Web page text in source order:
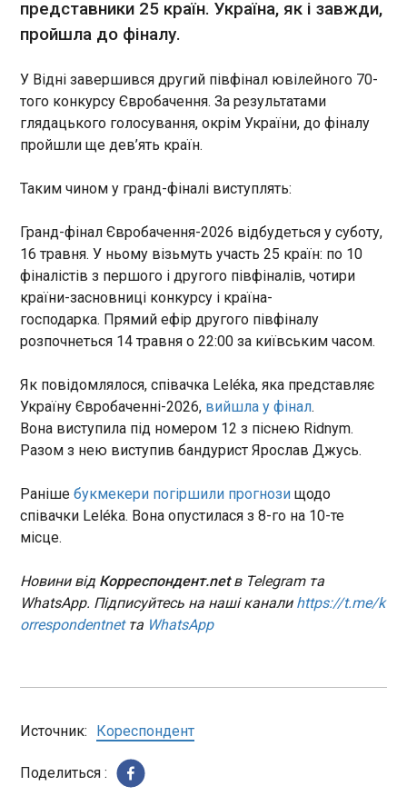
00:30:50
ЧИТАТЬ
00:27:11
Українська співачка Leléka, яка цьогоріч
представляє Україну на пісенному конкурсі
Євробачення, вийшла до фіналу. Це випливає з
результатів другого півфіналу, який у четвер, 14
травня відбувся на найбільшій критій арені
ЧИТАТЬ
Найсильніші в Європі. Німеччина хоче
озброєння ЗСУ
Держсекретар США Марко Рубіо вважає, що
війна проти Росії перетворила армію України на
найсильнішу армію у Європі. Рубіо відзначив, що
українців розробляти "нові тактики, нові методи,
нове обладнання, нові технології, що створюють
своєрідну гібридну асиметричну війну", і це, за
його словами, без сумніву вражає.
ЧИТАТЬ
пунктів без світла
Російські війська увечері в четвер, 14 травня,
атакували енергетичний об'єкт в Одеській
області. Внаслідок удару були знеструмлені 32
населених пункти, повідомив очільник одеської
представники 25 країн. Україна, як і завжди,
пройшла до фіналу.
У Відні завершився другий півфінал ювілейного 70-
того конкурсу Євробачення. За результатами
глядацького голосування, окрім України, до фіналу
пройшли ще дев’ять країн.
Таким чином у гранд-фіналі виступлять:
Гранд-фінал Євробачення-2026 відбудеться у суботу,
16 травня. У ньому візьмуть участь 25 країн: по 10
фіналістів з першого і другого півфіналів, чотири
країни-засновниці конкурсу і країна-
господарка. Прямий ефір другого півфіналу
розпочнеться 14 травня о 22:00 за київським часом.
Як повідомлялося, співачка Leléka, яка представляє
Україну Євробаченні-2026, вийшла у фінал.
Вона виступила під номером 12 з піснею Ridnym.
Разом з нею виступив бандурист Ярослав Джусь.
Ранішебукмекери погіршили прогнозищодо
співачки Leléka. Вона опустилася з 8-го на 10-те
місце.
Новини від Корреспондент.netв Telegram та
WhatsApp. Підписуйтесь на наші канали https://t.me/k
orrespondentnetта WhatsApp
Источник: Кореспондент
Поделиться :